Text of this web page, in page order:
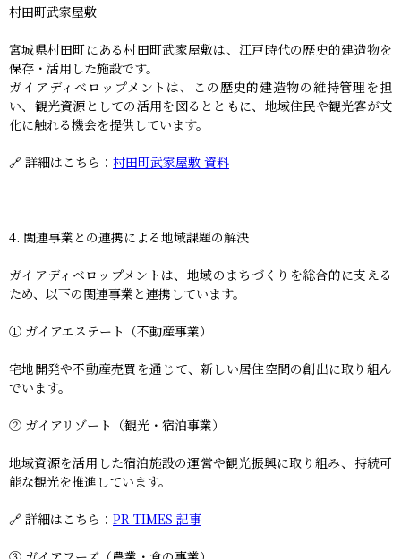
村田町武家屋敷
宮城県村田町にある村田町武家屋敷は、江戸時代の歴史的建造物を
保存・活用した施設です。
ガイアディベロップメントは、この歴史的建造物の維持管理を担
い、観光資源としての活用を図るとともに、地域住民や観光客が文
化に触れる機会を提供しています。
🔗 詳細はこちら： 村田町武家屋敷 資料
4. 関連事業との連携による地域課題の解決
ガイアディベロップメントは、地域のまちづくりを総合的に支える
ため、以下の関連事業と連携しています。
① ガイアエステート（不動産事業）
宅地開発や不動産売買を通じて、新しい居住空間の創出に取り組ん
でいます。
② ガイアリゾート（観光・宿泊事業）
地域資源を活用した宿泊施設の運営や観光振興に取り組み、持続可
能な観光を推進しています。
🔗 詳細はこちら： PR TIMES 記事